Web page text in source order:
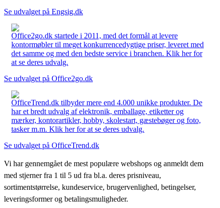
Se udvalget på Engsig.dk
Office2go.dk startede i 2011, med det formål at levere
kontormøbler til meget konkurrencedygtige priser, leveret med
det samme og med den bedste service i branchen. Klik her for
at se deres udvalg.
Se udvalget på Office2go.dk
OfficeTrend.dk tilbyder mere end 4.000 unikke produkter. De
har et bredt udvalg af elektronik, emballage, etiketter og
mærker, kontorartikler, hobby, skolestart, gæstebøger og foto,
tasker m.m. Klik her for at se deres udvalg.
Se udvalget på OfficeTrend.dk
Vi har gennemgået de mest populære webshops og anmeldt dem
med stjerner fra 1 til 5 ud fra bl.a. deres prisniveau,
sortimentstørrelse, kundeservice, brugervenlighed, betingelser,
leveringsformer og betalingsmuligheder.